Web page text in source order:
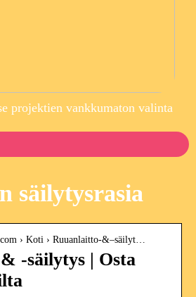
projektien vankkumaton valinta
säilytysrasia
› Koti › Ruuanlaitto-&–säilyt…
-säilytys | Osta